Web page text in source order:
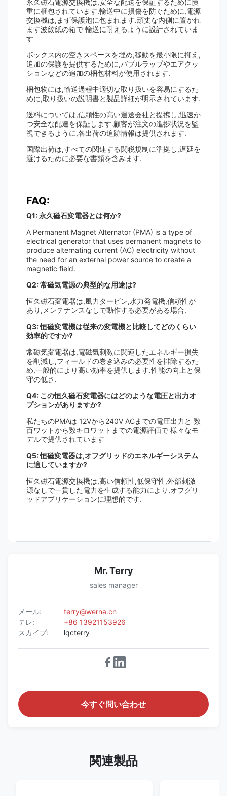
永久磁石電源交換機は,安全な配送を保証するために慎
重に梱包されています.輸送中に損傷を防ぐために,電源
交換機は,まず保護泡に包まれます.頑丈な内側に置かれ
ます波紋紙の箱で 輸送に耐えるように設計されていま
す
ボックス内の空きスペースを埋め,移動を最小限に抑え,
追加の保護を提供するために,バブルラップやエアクッ
ションなどの追加の梱包材料が使用されます.
梱包物には,輸送過程中適切な取り扱いを容易にするた
めに,取り扱いの説明書と製品詳細が明示されています.
送料については,信頼性の高い運送会社と提携し,迅速か
つ安全な配達を保証します.顧客が注文の進捗状況を監
視できるように,各出荷の追跡情報は提供されます.
国際出荷は,すべての関連する関税規制に準拠し,遅延を
避けるために必要な書類を含みます.
FAQ:
Q1: 永久磁石変電器とは何か?
A Permanent Magnet Alternator (PMA) is a type of
electrical generator that uses permanent magnets to
produce alternating current (AC) electricity without
the need for an external power source to create a
magnetic field.
Q2: 常磁気電源の典型的な用途は?
恒久磁石変電器は,風力タービン,水力発電機,信頼性が
あり,メンテナンスなしで動作する必要がある場合.
Q3: 恒磁変電機は従来の変電機と比較してどのくらい
効率的ですか?
常磁気変電器は,電磁気刺激に関連したエネルギー損失
を削減し,フィールドの巻き込みの必要性を排除するた
め,一般的により高い効率を提供します.性能の向上と保
守の低さ.
Q4: この恒久磁石変電器にはどのような電圧と出力オ
プションがありますか?
私たちのPMAは 12Vから240V ACまでの電圧出力と 数
百ワットから数キロワットまでの電源評価で 様々なモ
デルで提供されています
Q5: 恒磁変電器は,オフグリッドのエネルギーシステム
に適していますか?
恒久磁石電源交換機は,高い信頼性,低保守性,外部刺激
源なしで一貫した電力を生成する能力により,オフグリ
ッドアプリケーションに理想的です.
Mr. Terry
sales manager
メール:
terry@werna.cn
テレ:
+86 13921153926
スカイプ:
lqcterry
今すぐ問い合わせ
関連製品